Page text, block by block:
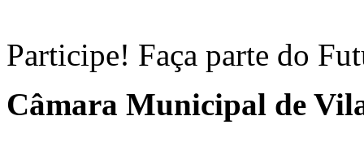
Participe! Faça parte do
Câmara Municipal de